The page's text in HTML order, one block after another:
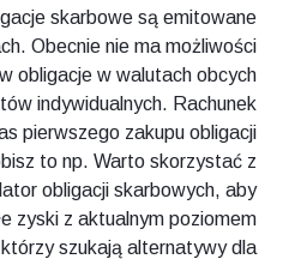
skarbowe są emitowane
Obecnie nie ma możliwości
obligacje w walutach obcych
indywidualnych. Rachunek
pierwszego zakupu obligacji
to np. Warto skorzystać z
obligacji skarbowych, aby
zyski z aktualnym poziomem
szukają alternatywy dla